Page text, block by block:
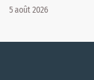
5 août 2026